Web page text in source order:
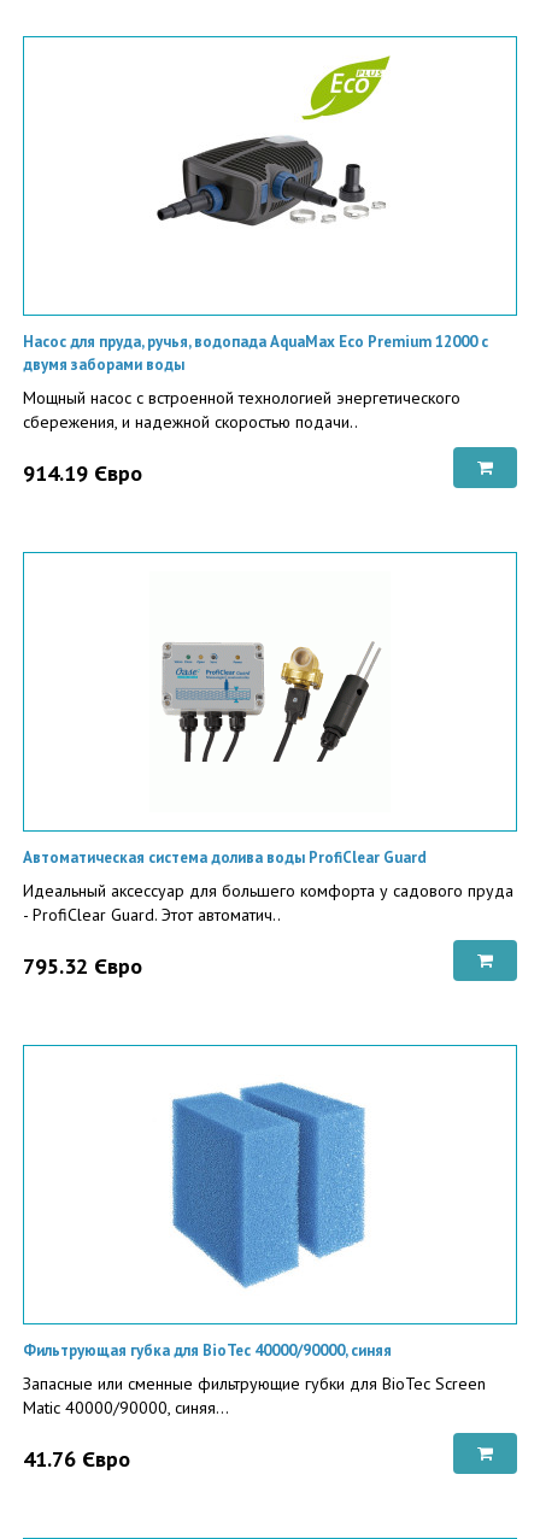
Насос для пруда, ручья, водопада AquaMax Eco Premium 12000 с
двумя заборами воды
Мощный насос с встроенной технологией энергетического
сбережения, и надежной скоростью подачи..
914.19 Євро
Автоматическая система долива воды ProfiClear Guard
Идеальный аксессуар для большего комфорта у садового пруда
- ProfiClear Guard. Этот автоматич..
795.32 Євро
Фильтрующая губка для BioTec 40000/90000, синяя
Запасные или сменные фильтрующие губки для BioTec Screen
Matic 40000/90000, синяя...
41.76 Євро